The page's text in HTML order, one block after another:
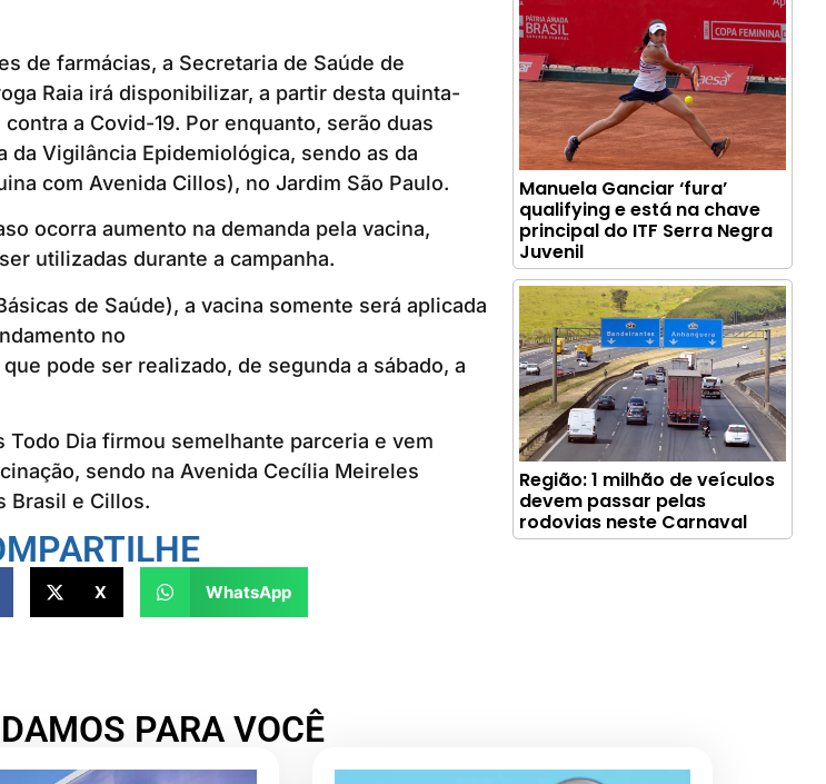
de farmácias, a Secretaria de Saúde de
Raia irá disponibilizar, a partir desta quinta-
a Covid-19. Por enquanto, serão duas
Vigilância Epidemiológica, sendo as da
com Avenida Cillos), no Jardim São Paulo.
ocorra aumento na demanda pela vacina,
utilizadas durante a campanha.
de Saúde), a vacina somente será aplicada
no
que pode ser realizado, de segunda a sábado, a
Todo Dia firmou semelhante parceria e vem
sendo na Avenida Cecília Meireles
Brasil e Cillos.
X WhatsApp
Manuela Ganciar ‘fura’
qualifying e está na chave
principal do ITF Serra Negra
Juvenil
Região: 1 milhão de veículos
devem passar pelas
rodovias neste Carnaval
PARA VOCÊ